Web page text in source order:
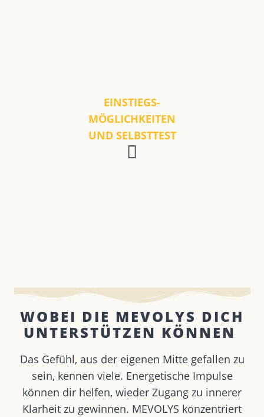
EINSTIEGS-
MÖGLICHKEITEN
UND SELBSTTEST
WOBEI DIE MEVOLYS DICH
UNTERSTÜTZEN KÖNNEN ​
Das Gefühl, aus der eigenen Mitte gefallen zu
sein, kennen viele. Energetische Impulse
können dir helfen, wieder Zugang zu innerer
Klarheit zu gewinnen. MEVOLYS konzentriert